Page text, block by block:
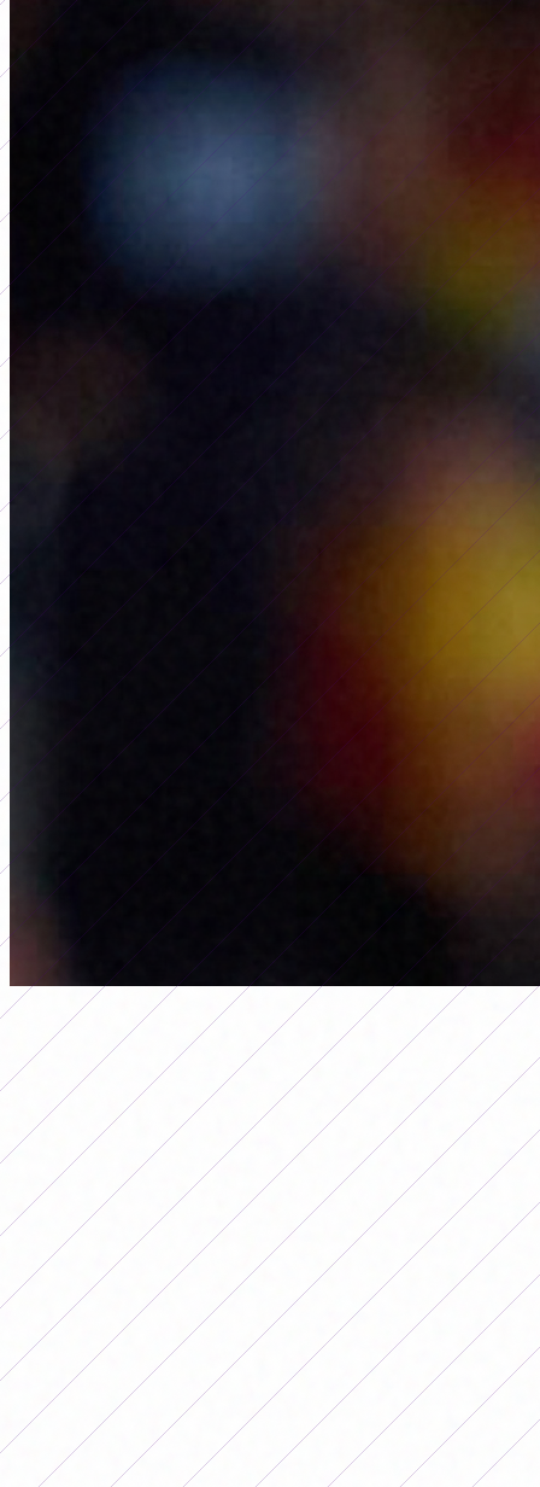
internacional
REFLEXÃO DE BORJA IGLESIAS
SOBRE O FUTEBOL FEMININO:
“ALEXIA OU AITANA GERAM MAIS
DO QUE EU”
Por Redacción FutFemGol22 de outubro de 2025
O futebolista Borja Iglesias deu a sua
opinião sobre a situação actual do
futebol feminino em Espanha e referiu-
se às suas colegas, Aitana Bonmatí e
Alexia Putellas.